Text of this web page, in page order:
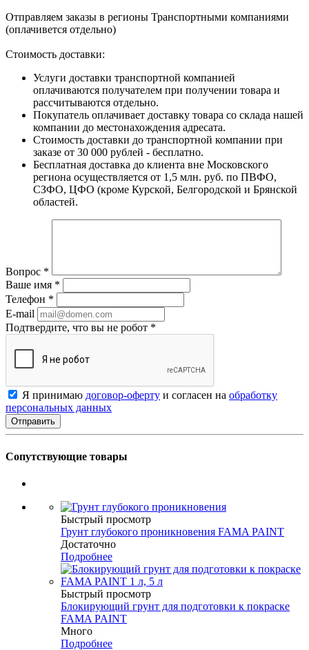
Отправляем заказы в регионы Транспортными компаниями
(оплачивется отдельно)
Стоимость доставки:
Услуги доставки транспортной компанией
оплачиваются получателем при получении товара и
рассчитываются отдельно.
Покупатель оплачивает доставку товара со склада нашей
компании до местонахождения адресата.
Стоимость доставки до транспортной компании при
заказе от 30 000 рублей - бесплатно.
Бесплатная доставка до клиента вне Московского
региона осуществляется от 1,5 млн. руб. по ПВФО,
СЗФО, ЦФО (кроме Курской, Белгородской и Брянской
областей.
Вопрос *
Ваше имя *
Телефон *
E-mail
Подтвердите, что вы не робот *
Я принимаю договор-оферту и согласен на обработку
персональных данных
Сопутствующие товары
Быстрый просмотр
Грунт глубокого проникновения FAMA PAINT
Достаточно
Подробнее
Быстрый просмотр
Блокирующий грунт для подготовки к покраске
FAMA PAINT
Много
Подробнее